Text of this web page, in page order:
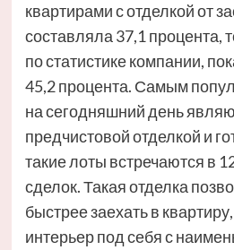
квартирами с отделкой от
составляла 37,1 процента,
по статистике компании,
45,2 процента. Самым
на сегодняшний день
предчистовой отделкой и
такие лоты встречаются в
сделок. Такая отделка
быстрее заехать в
интерьер под себя с